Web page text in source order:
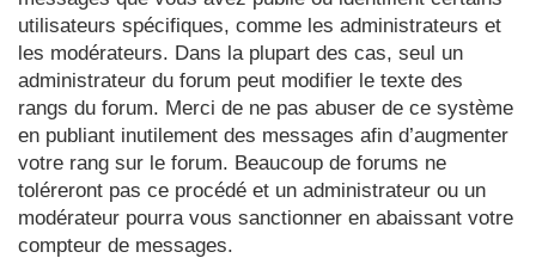
utilisateurs spécifiques, comme les administrateurs et
les modérateurs. Dans la plupart des cas, seul un
administrateur du forum peut modifier le texte des
rangs du forum. Merci de ne pas abuser de ce système
en publiant inutilement des messages afin d’augmenter
votre rang sur le forum. Beaucoup de forums ne
toléreront pas ce procédé et un administrateur ou un
modérateur pourra vous sanctionner en abaissant votre
compteur de messages.